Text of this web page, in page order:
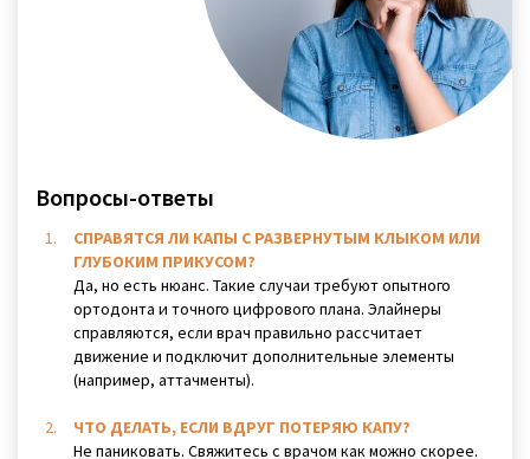
Вопросы-ответы
СПРАВЯТСЯ ЛИ КАПЫ С РАЗВЕРНУТЫМ КЛЫКОМ ИЛИ
ГЛУБОКИМ ПРИКУСОМ?
Да, но есть нюанс. Такие случаи требуют опытного
ортодонта и точного цифрового плана. Элайнеры
справляются, если врач правильно рассчитает
движение и подключит дополнительные элементы
(например, аттачменты).
ЧТО ДЕЛАТЬ, ЕСЛИ ВДРУГ ПОТЕРЯЮ КАПУ?
Не паниковать. Свяжитесь с врачом как можно скорее.